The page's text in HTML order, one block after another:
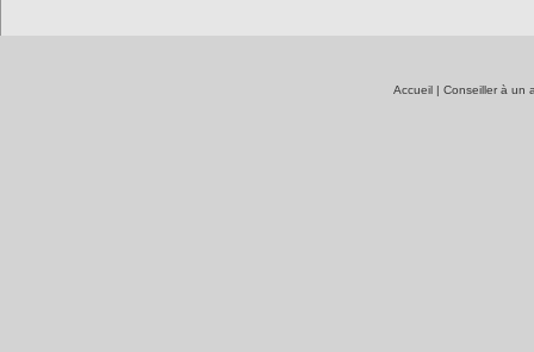
Accueil | Conseiller à un